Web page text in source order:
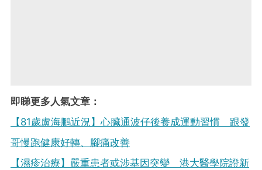
即睇更多人氣文章：
【81歲盧海鵬近況】心臟通波仔後養成運動習慣 跟發
哥慢跑健康好轉、腳痛改善
【濕疹治療】嚴重患者或涉基因突變 港大醫學院證新